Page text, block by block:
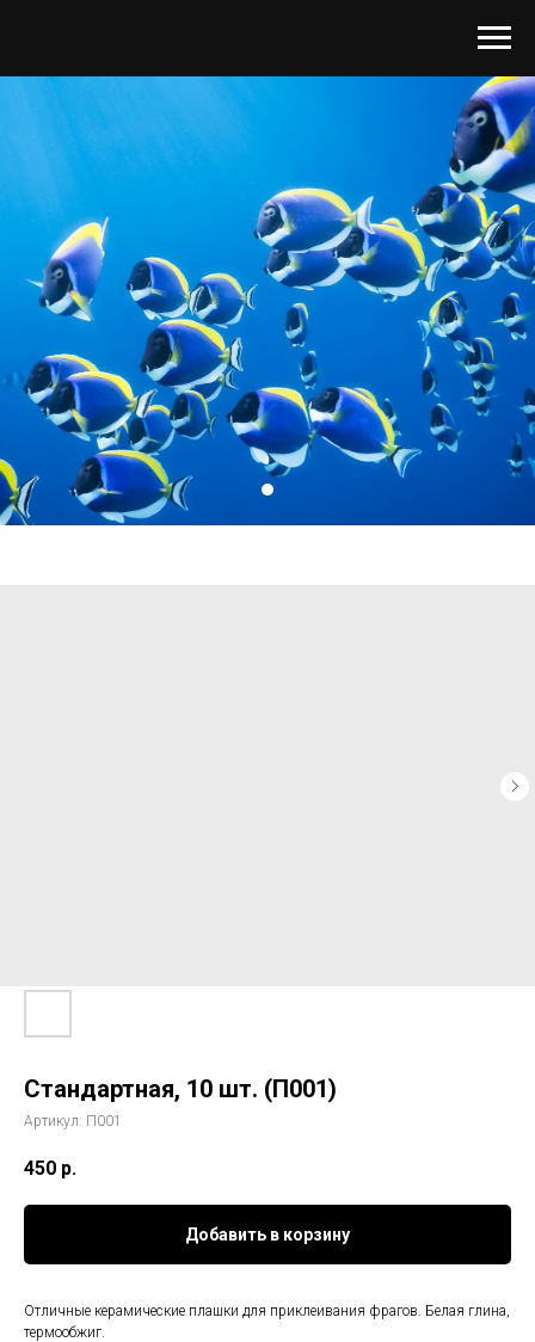
Стандартная, 10 шт. (П001)
Артикул: П001
450 р.
Добавить в корзину
Отличные керамические плашки для приклеивания фрагов. Белая глина,
термообжиг.